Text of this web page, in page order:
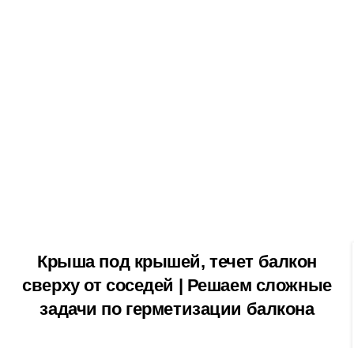
Крыша под крышей, течет балкон
сверху от соседей | Решаем сложные
задачи по герметизации балкона